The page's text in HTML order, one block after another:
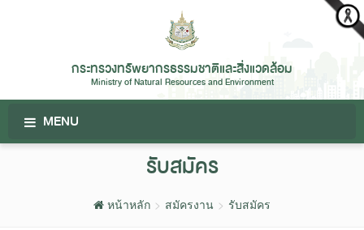
กระทรวงทรัพยากรธรรมชาติและสิ่งแวดล้อม
Ministry of Natural Resources and Environment
MENU
รับสมัคร
หน้าหลัก สมัครงาน รับสมัคร